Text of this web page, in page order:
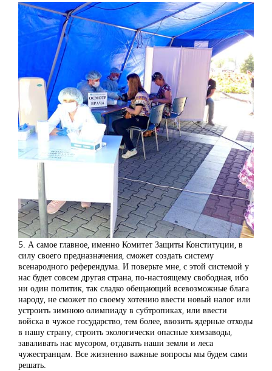
5. А самое главное, именно Комитет Защиты Конституции, в
силу своего предназначения, сможет создать систему
всенародного референдума. И поверьте мне, с этой системой у
нас будет совсем другая страна, по-настоящему свободная, ибо
ни один политик, так сладко обещающий всевозможные блага
народу, не сможет по своему хотению ввести новый налог или
устроить зимнюю олимпиаду в субтропиках, или ввести
войска в чужое государство, тем более, ввозить ядерные отходы
в нашу страну, строить экологически опасные химзаводы,
заваливать нас мусором, отдавать наши земли и леса
чужестранцам. Все жизненно важные вопросы мы будем сами
решать.